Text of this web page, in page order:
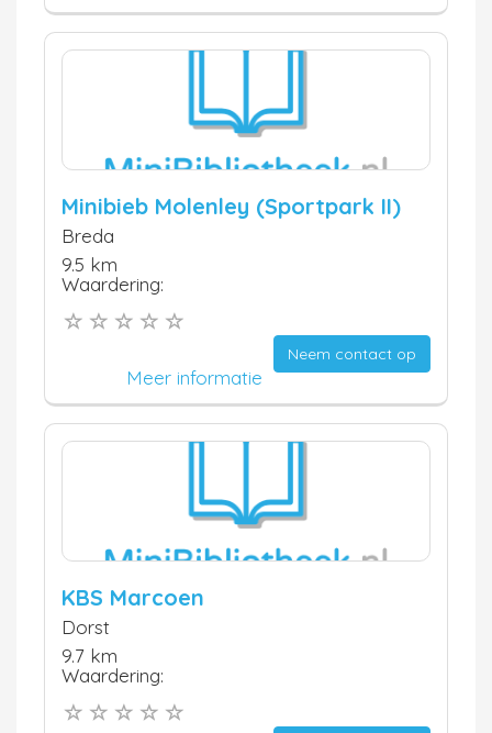
Minibieb Molenley (Sportpark II)
Breda
9.5 km
Waardering:
Neem contact op
Meer informatie
KBS Marcoen
Dorst
9.7 km
Waardering: